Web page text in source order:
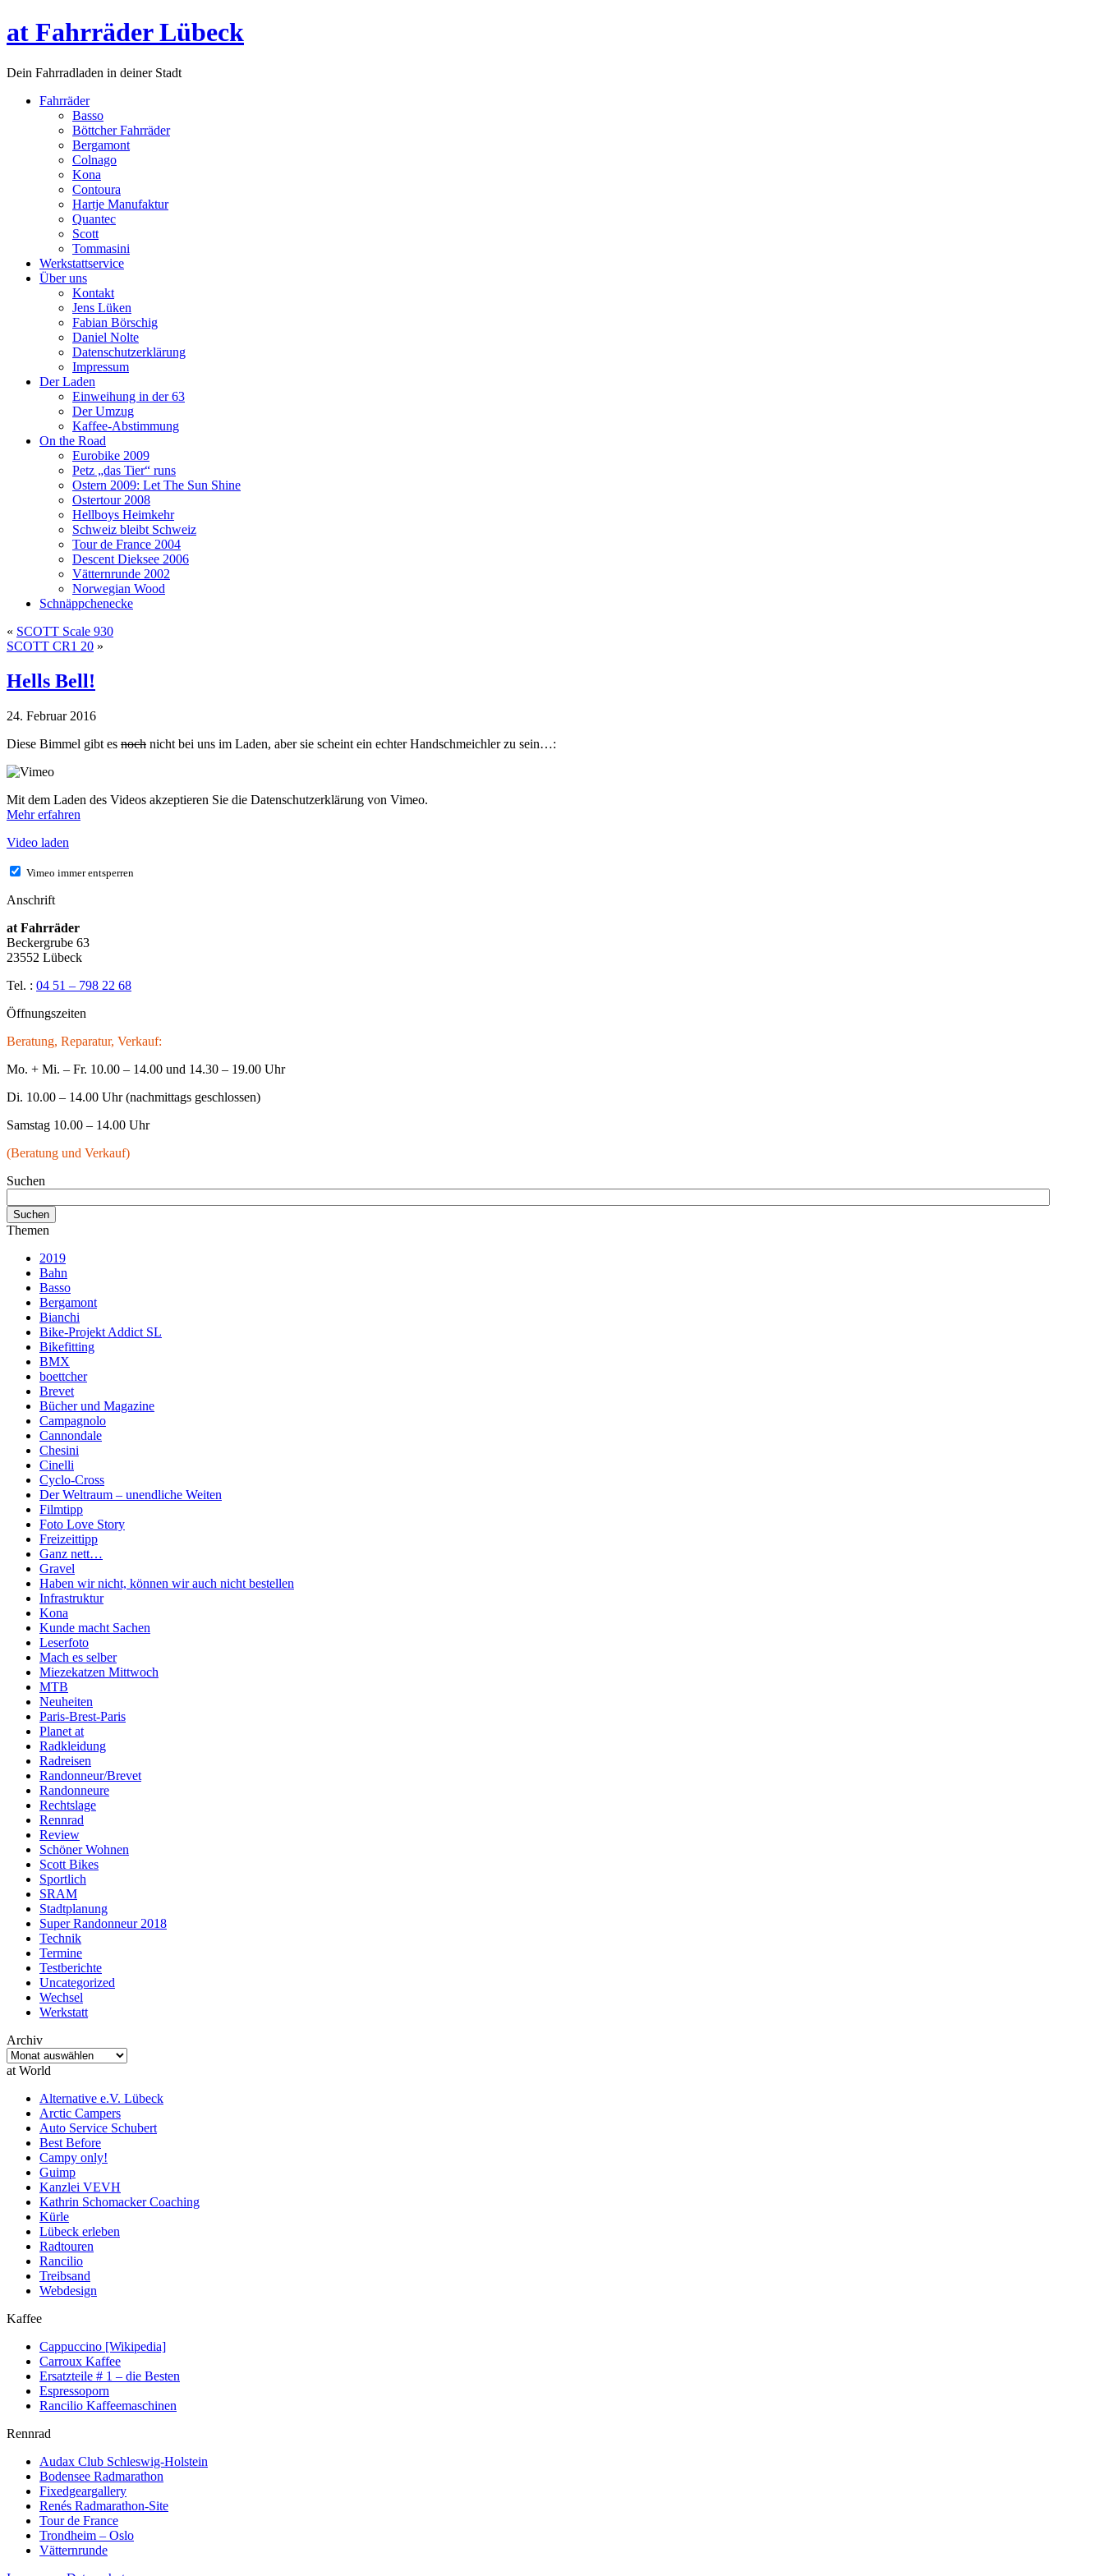
at Fahrräder Lübeck
Dein Fahrradladen in deiner Stadt
Fahrräder
Basso
Böttcher Fahrräder
Bergamont
Colnago
Kona
Contoura
Hartje Manufaktur
Quantec
Scott
Tommasini
Werkstattservice
Über uns
Kontakt
Jens Lüken
Fabian Börschig
Daniel Nolte
Datenschutzerklärung
Impressum
Der Laden
Einweihung in der 63
Der Umzug
Kaffee-Abstimmung
On the Road
Eurobike 2009
Petz „das Tier“ runs
Ostern 2009: Let The Sun Shine
Ostertour 2008
Hellboys Heimkehr
Schweiz bleibt Schweiz
Tour de France 2004
Descent Dieksee 2006
Vätternrunde 2002
Norwegian Wood
Schnäppchenecke
« SCOTT Scale 930
SCOTT CR1 20 »
Hells Bell!
24. Februar 2016
Diese Bimmel gibt es noch nicht bei uns im Laden, aber sie scheint ein echter Handschmeichler zu sein…:
Mit dem Laden des Videos akzeptieren Sie die Datenschutzerklärung von Vimeo.
Mehr erfahren
Video laden
Vimeo immer entsperren
Anschrift
at Fahrräder
Beckergrube 63
23552 Lübeck
Tel. : 04 51 – 798 22 68
Öffnungszeiten
Beratung, Reparatur, Verkauf:
Mo. + Mi. – Fr. 10.00 – 14.00 und 14.30 – 19.00 Uhr
Di. 10.00 – 14.00 Uhr (nachmittags geschlossen)
Samstag 10.00 – 14.00 Uhr
(Beratung und Verkauf)
Suchen
Themen
2019
Bahn
Basso
Bergamont
Bianchi
Bike-Projekt Addict SL
Bikefitting
BMX
boettcher
Brevet
Bücher und Magazine
Campagnolo
Cannondale
Chesini
Cinelli
Cyclo-Cross
Der Weltraum – unendliche Weiten
Filmtipp
Foto Love Story
Freizeittipp
Ganz nett…
Gravel
Haben wir nicht, können wir auch nicht bestellen
Infrastruktur
Kona
Kunde macht Sachen
Leserfoto
Mach es selber
Miezekatzen Mittwoch
MTB
Neuheiten
Paris-Brest-Paris
Planet at
Radkleidung
Radreisen
Randonneur/Brevet
Randonneure
Rechtslage
Rennrad
Review
Schöner Wohnen
Scott Bikes
Sportlich
SRAM
Stadtplanung
Super Randonneur 2018
Technik
Termine
Testberichte
Uncategorized
Wechsel
Werkstatt
Archiv
Archiv
at World
Alternative e.V. Lübeck
Arctic Campers
Auto Service Schubert
Best Before
Campy only!
Guimp
Kanzlei VEVH
Kathrin Schomacker Coaching
Kürle
Lübeck erleben
Radtouren
Rancilio
Treibsand
Webdesign
Kaffee
Cappuccino [Wikipedia]
Carroux Kaffee
Ersatzteile # 1 – die Besten
Espressoporn
Rancilio Kaffeemaschinen
Rennrad
Audax Club Schleswig-Holstein
Bodensee Radmarathon
Fixedgeargallery
Renés Radmarathon-Site
Tour de France
Trondheim – Oslo
Vätternrunde